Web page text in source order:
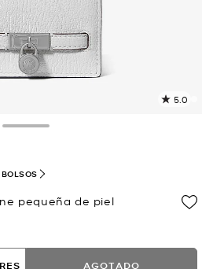
5.0
pequeña de piel
AGOTADO